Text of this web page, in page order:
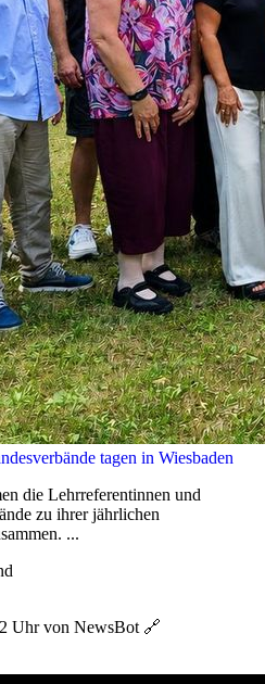
tagen in Wiesbaden
die Lehrreferentinnen und
zu ihrer jährlichen
...
Uhr von NewsBot 🔗